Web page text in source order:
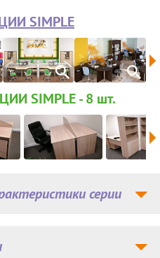
SIMPLE
SIMPLE - 8 шт.
серии